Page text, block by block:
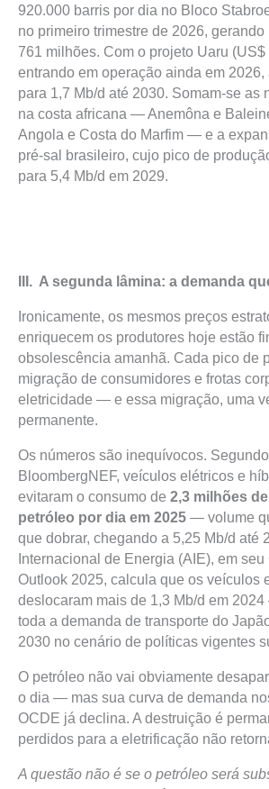
920.000 barris por dia no Bloco
no primeiro trimestre de 2026,
761 milhões. Com o projeto Uaru
entrando em operação ainda em 2026,
para 1,7 Mb/d até 2030. Somam-se as
na costa africana — Anemôna e
Angola e Costa do Marfim — e a
pré-sal brasileiro, cujo pico de
para 5,4 Mb/d em 2029.
III. A segunda lâmina: a demanda
Ironicamente, os mesmos preços
enriquecem os produtores hoje estão
obsolescência amanhã. Cada pico de
migração de consumidores e frotas
eletricidade — e essa migração, uma
permanente.
Os números são inequívocos.
BloombergNEF, veículos elétricos e
evitaram o consumo de 2,3 milhões
petróleo por dia em 2025 — volume
que dobrar, chegando a 5,25 Mb/d até
Internacional de Energia (AIE), em
Outlook 2025, calcula que os veículos
deslocaram mais de 1,3 Mb/d em
toda a demanda de transporte do
2030 no cenário de políticas vigentes
O petróleo não vai obviamente
o dia — mas sua curva de demanda
OCDE já declina. A destruição é
perdidos para a eletrificação não
A questão não é se o petróleo será